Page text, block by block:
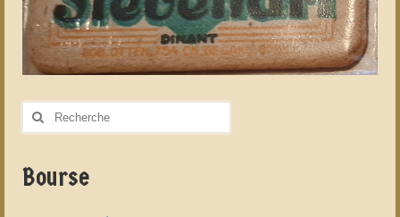
Rechercher
Bourse